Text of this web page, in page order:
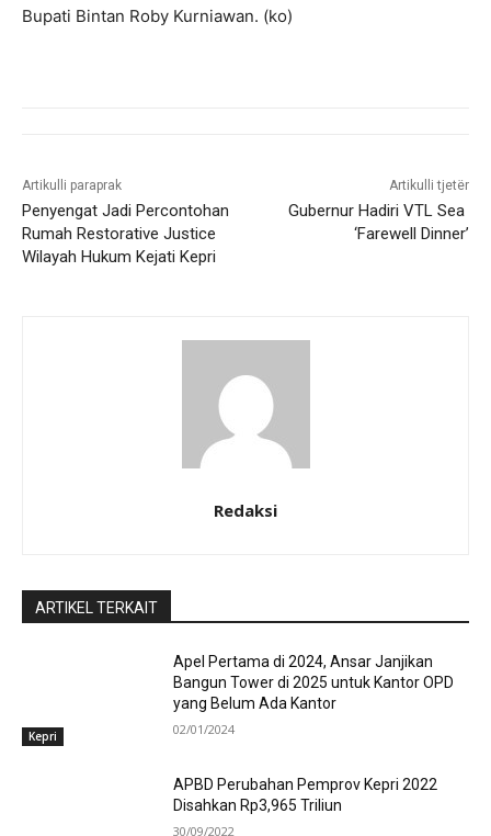
Bupati Bintan Roby Kurniawan. (ko)
Artikulli paraprak
Penyengat Jadi Percontohan
Rumah Restorative Justice
Wilayah Hukum Kejati Kepri
Artikulli tjetër
Gubernur Hadiri VTL Sea
‘Farewell Dinner’
Redaksi
ARTIKEL TERKAIT
Kepri
Apel Pertama di 2024, Ansar Janjikan
Bangun Tower di 2025 untuk Kantor OPD
yang Belum Ada Kantor
02/01/2024
APBD Perubahan Pemprov Kepri 2022
Disahkan Rp3,965 Triliun
30/09/2022